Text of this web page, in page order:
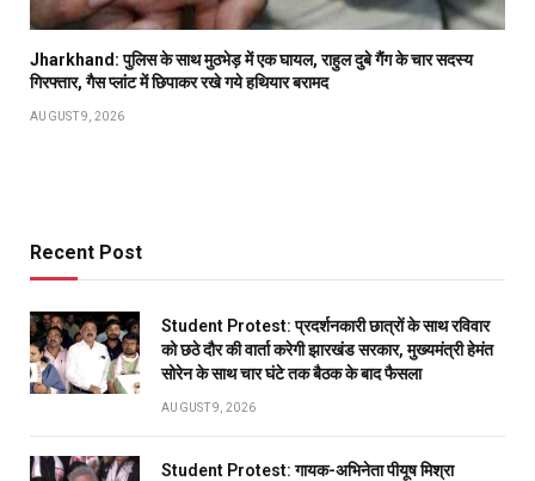
Jharkhand: पुलिस के साथ मुठभेड़ में एक घायल, राहुल दुबे गैंग के चार सदस्य
गिरफ्तार, गैस प्लांट में छिपाकर रखे गये हथियार बरामद
AUGUST 9, 2026
Recent Post
Student Protest: प्रदर्शनकारी छात्रों के साथ रविवार
को छठे दौर की वार्ता करेगी झारखंड सरकार, मुख्यमंत्री हेमंत
सोरेन के साथ चार घंटे तक बैठक के बाद फैसला
AUGUST 9, 2026
Student Protest: गायक-अभिनेता पीयूष मिश्रा